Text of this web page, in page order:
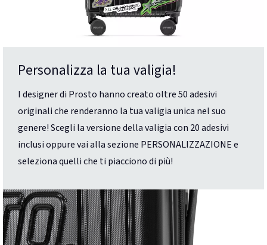
Personalizza la tua valigia!
I designer di Prosto hanno creato oltre 50 adesivi
originali che renderanno la tua valigia unica nel suo
genere! Scegli la versione della valigia con 20 adesivi
inclusi oppure vai alla sezione PERSONALIZZAZIONE e
seleziona quelli che ti piacciono di più!